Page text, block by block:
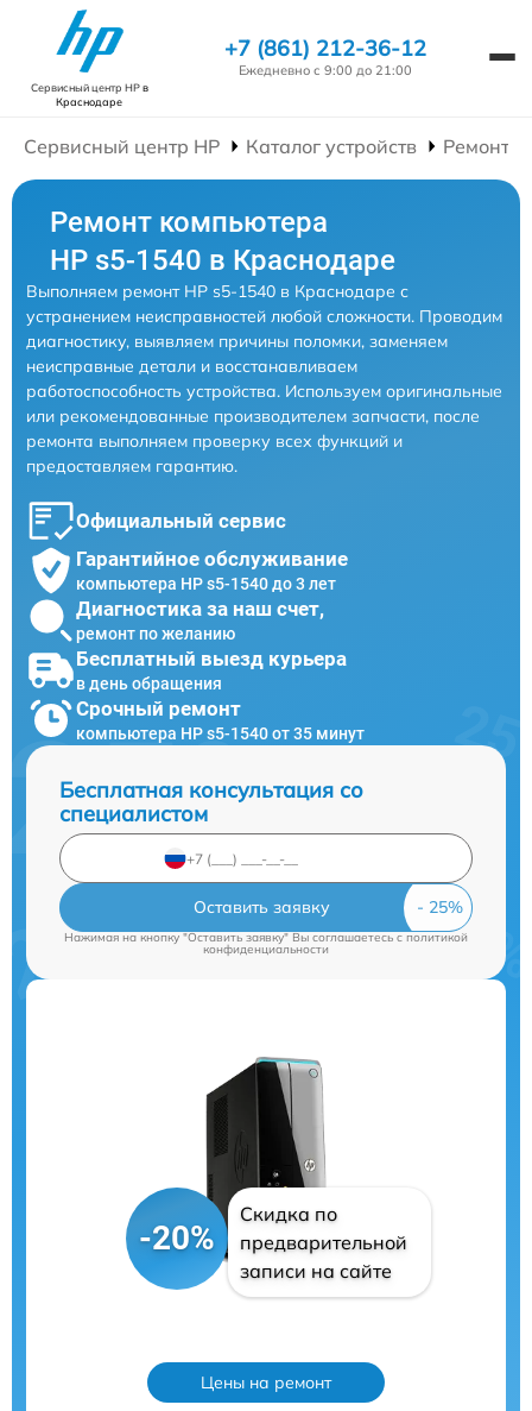
Сервисный центр HPв
Краснодаре
+7 (861) 212-36-12
Ежедневно с 9:00 до 21:00
Сервисный центр HP Каталог устройств Ремонт
Ремонт компьютера
HP s5-1540 в Краснодаре
Выполняем ремонт HP s5-1540 в Краснодаре с
устранением неисправностей любой сложности. Проводим
диагностику, выявляем причины поломки, заменяем
неисправные детали и восстанавливаем
работоспособность устройства. Используем оригинальные
или рекомендованные производителем запчасти, после
ремонта выполняем проверку всех функций и
предоставляем гарантию.
Официальный сервис
Гарантийное обслуживание
компьютера HP s5-1540 до 3 лет
Диагностика за наш счет,
ремонт по желанию
Бесплатный выезд курьера
в день обращения
Срочный ремонт
компьютера HP s5-1540 от 35 минут
Бесплатная консультация со
специалистом
Оставить заявку
Нажимая на кнопку "Оставить заявку" Вы соглашаетесь cполитикой
конфиденциальности
-20%
Скидка по
предварительной
записи на сайте
Цены на ремонт